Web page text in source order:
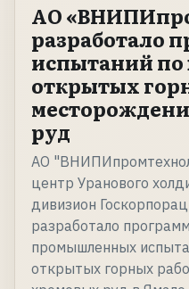
АО
разработало
испытаний
открытых
руд
АО
центр Уранового
дивизион
разработало
промышленных
открытых горных